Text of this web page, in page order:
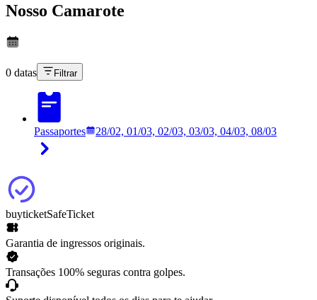
Nosso Camarote
0 datas Filtrar
Passaportes 28/02, 01/03, 02/03, 03/03, 04/03, 08/03
buyticketSafeTicket
Garantia de ingressos originais.
Transações 100% seguras contra golpes.